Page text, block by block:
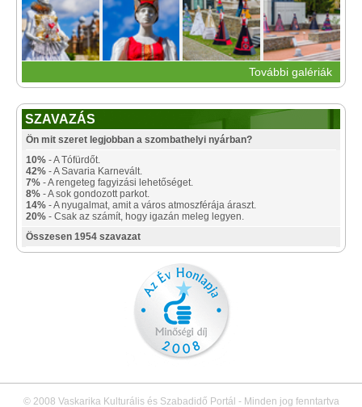
További galériák
SZAVAZÁS
Ön mit szeret legjobban a szombathelyi nyárban?
10% - A Tófürdőt.
42% - A Savaria Karnevált.
7% - A rengeteg fagyizási lehetőséget.
8% - A sok gondozott parkot.
14% - A nyugalmat, amit a város atmoszférája áraszt.
20% - Csak az számít, hogy igazán meleg legyen.
Összesen 1954 szavazat
© 2008 Vaskarika Kulturális és Szabadidő Portál - Minden jog fenntartva